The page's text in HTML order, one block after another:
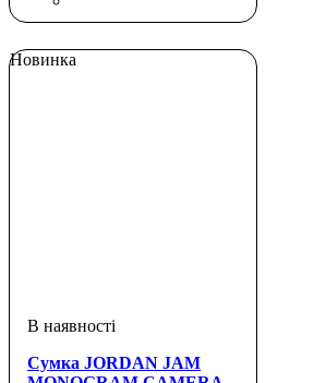
Новинка
Сумка JORDAN JAM